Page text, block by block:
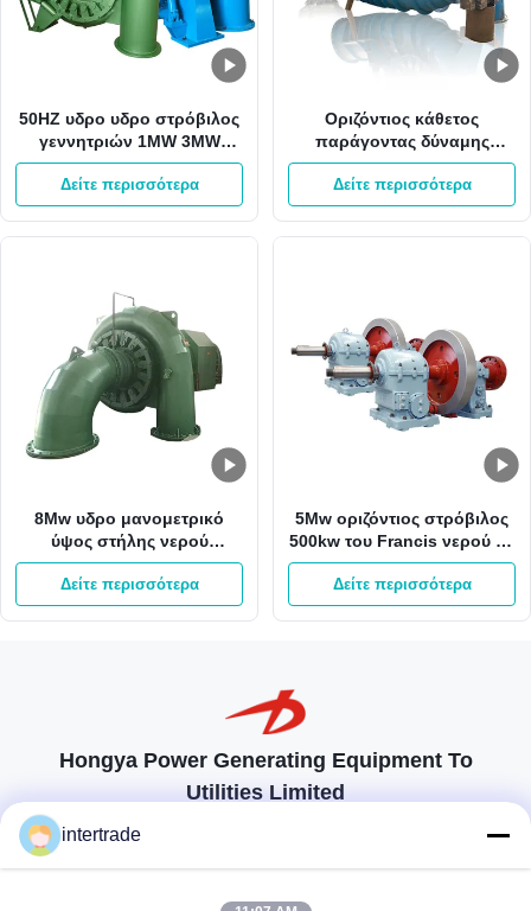
50HZ υδρο υδρο στρόβιλος
γεννητριών 1MW 3MW
Pelton Francis δύναμης
Δείτε περισσότερα
Οριζόντιος κάθετος
παράγοντας δύναμης
γεννητριών 2000kw 0,8
υδροηλεκτρικής ενέργειας
Δείτε περισσότερα
8Mw υδρο μανομετρικό
ύψος στήλης νερού
στροβίλων 800kw του
Francis 65m γεννήτρια
τουρμπίνας του Francis
Δείτε περισσότερα
5Mw οριζόντιος στρόβιλος
500kw του Francis νερού με
το δρομέα ανοξείδωτου
Δείτε περισσότερα
Hongya Power Generating Equipment To
Utilities Limited
προσαρμοσμένες λύσεις για να ανταποκρίνονται στις απαιτήσεις των
intertrade